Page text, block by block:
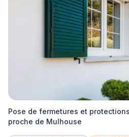
Pose de fermetures et
proche de Mulhouse